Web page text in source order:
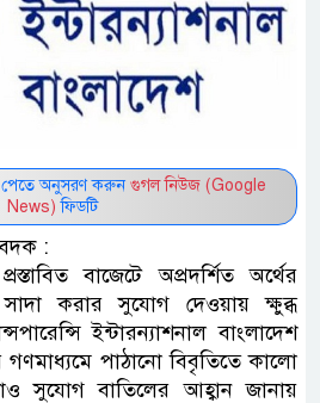
পেতে অনুসরণ করুন গুগল নিউজ (Google
News) ফিডটি
:
বাজেটে অপ্রদর্শিত অর্থের
করার সুযোগ দেওয়ায় ক্ষুব্ধ
ইন্টারন্যাশনাল বাংলাদেশ
পাঠানো বিবৃতিতে কালো
সুযোগ বাতিলের আহ্বান জানায়